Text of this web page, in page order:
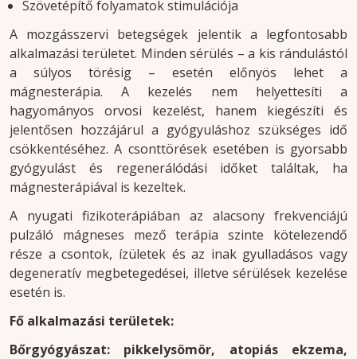
Szövetépítő folyamatokstimulációja
A mozgásszervi betegségek jelentik a legfontosabb
alkalmazási területet. Minden sérülés – a kis rándulástól
a súlyos törésig – esetén előnyös lehet a
mágnesterápia. A kezelés nem helyettesíti a
hagyományos orvosi kezelést, hanem kiegészíti és
jelentősen hozzájárul a gyógyuláshoz szükséges idő
csökkentéséhez. A csonttörések esetében is gyorsabb
gyógyulást és regenerálódási időket találtak, ha
mágnesterápiával is kezeltek.
A nyugati fizikoterápiában az alacsony frekvenciájú
pulzáló mágneses mező terápia szinte kötelezendő
része a csontok, ízületek és az inak gyulladásos vagy
degeneratív megbetegedései, illetve sérülések kezelése
esetén is.
Fő alkalmazási területek:
Bőrgyógyászat: pikkelysömör, atopiás ekzema,